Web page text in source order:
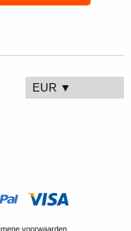
EUR ▼
voorwaarden